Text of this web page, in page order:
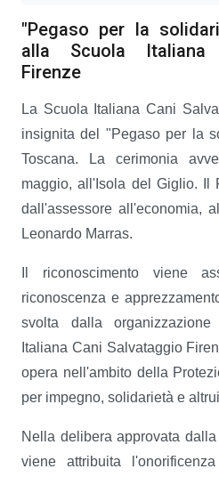
"Pegaso per la
alla Scuola Italiana
Firenze
La Scuola Italiana Cani
insignita del "Pegaso per la
Toscana. La cerimonia
maggio, all'Isola del Giglio. Il
dall'assessore all'economia,
Leonardo Marras.
Il riconoscimento viene
riconoscenza e
svolta dalla
Italiana Cani Salvataggio
opera nell'ambito della
per impegno, solidarietà e
Nella delibera approvata
viene attribuita